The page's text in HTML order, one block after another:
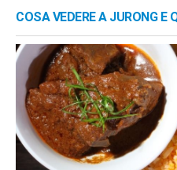
COSA VEDERE A JURONG E